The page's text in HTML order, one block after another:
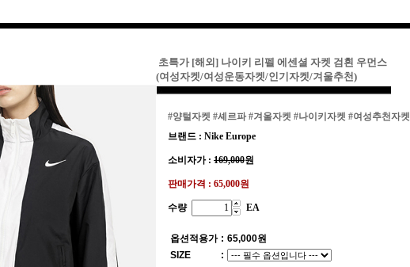
초특가 [해외] 나이키 리펠 에센셜 자켓 검흰 우먼스
(여성자켓/여성운동자켓/인기자켓/겨울추천)
#양털자켓 #셰르파 #겨울자켓 #나이키자켓 #여성추천자켓
브랜드 : Nike Europe
소비자가 : 169,000원
판매가격 : 65,000원
수량 EA
옵션적용가 : 65,000원
SIZE
: